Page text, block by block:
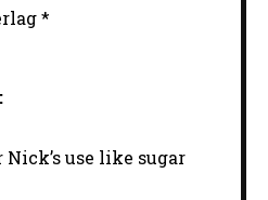
*
use like sugar